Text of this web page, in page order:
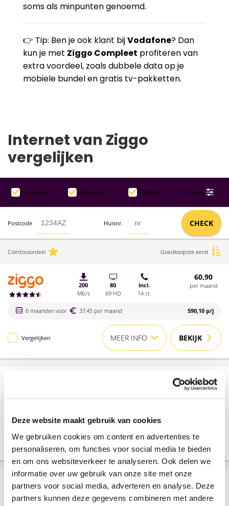
Deze website maakt gebruik van cookies
We gebruiken cookies om content en advertenties te
personaliseren, om functies voor social media te bieden
en om ons websiteverkeer te analyseren. Ook delen we
informatie over uw gebruik van onze site met onze
partners voor social media, adverteren en analyse. Deze
partners kunnen deze gegevens combineren met andere
soms als minpunten genoemd.
👉 Tip: Ben je ook klant bijVodafone? Dan
kun je met Ziggo Compleet profiteren van
extra voordeel, zoals dubbele data op je
mobiele bundel en gratis tv-pakketten.
Internet van Ziggo
vergelijken
Internet Televisie Bellen Filters
Postcode Huisnr. CHECK
Combivoordeel Goedkoopste eerst
200
Mb/s
80
69 HD
incl.
14 ct.
60,90
per maand
6 maanden voor 37,45 per maand 590,10 p/j
Vergelijken MEER INFO BEKIJK
67,90
per maand
Vergelijken MEER INFO BEKIJK
1000
Mb/s
80
69 HD
incl.
14 ct.
73,90
per maand